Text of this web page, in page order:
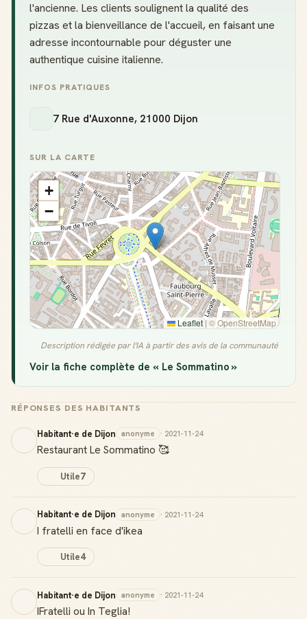
l'ancienne. Les clients soulignent la qualité des
pizzas et la bienveillance de l'accueil, en faisant une
adresse incontournable pour déguster une
authentique cuisine italienne.
INFOS PRATIQUES
7 Rue d'Auxonne, 21000 Dijon
SUR LA CARTE
+
−
Leaflet| © OpenStreetMap
Description rédigée par l'IA à partir des avis de la communauté
Voir la fiche complète de « Le Sommatino »
RÉPONSES DES HABITANTS
Habitant·e de Dijon anonyme · 2021-11-24
Restaurant Le Sommatino 🥰
Utile7
Habitant·e de Dijon anonyme · 2021-11-24
I fratelli en face d'ikea
Utile4
Habitant·e de Dijon anonyme · 2021-11-24
IFratelli ou In Teglia!